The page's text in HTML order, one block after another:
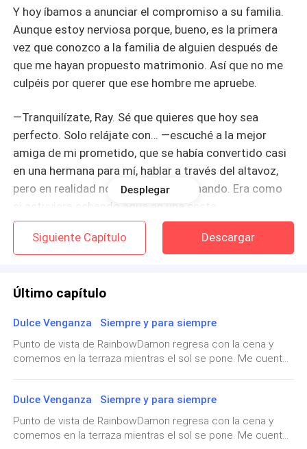
Y hoy íbamos a anunciar el compromiso a su familia.
Aunque estoy nerviosa porque, bueno, es la primera
vez que conozco a la familia de alguien después de
que me hayan propuesto matrimonio. Así que no me
culpéis por querer que ese hombre me apruebe.
—Tranquilízate, Ray. Sé que quieres que hoy sea
perfecto. Solo relájate con… —escuché a la mejor
amiga de mi prometido, que se había convertido casi
en una hermana para mí, hablar a través del altavoz,
pero en realidad no la estaba escuchando. Era como
si estuviera echando agua en una cesta.
—Vamos, Audrey. Estoy tan emocionada… Si todo sale
bien, en menos de un año estaré casada con el amor
malcriar.
Tras despedirnos, colgué el teléfono y fui a dar los
últimos retoques a mi cabello. Minutos después, oí a
Jonathan llamando a la puerta para recogerme e ir
Tres horas después…
Desplegar
Siguiente Capítulo Descargar
Último capítulo
Dulce Venganza Siempre y para siempre
Punto de vista de RainbowDamon regresa con la cena y
comemos en la terraza mientras el sol se pone. Me cuenta
otoño.—Solo si tú y el bebé vienen conmigo —dice—. No voy
a hacer viajes internacionales sin mi familia.—¿Incluso si
nuestra hija solo tiene dos meses?—Sobre todo entonces.
Rainbow, no quiero perderme nada. La primera sonrisa. La
Dulce Venganza Siempre y para siempre
Punto de vista de RainbowDamon regresa con la cena y
comemos en la terraza mientras el sol se pone. Me cuenta